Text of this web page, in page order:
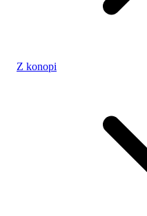
Z konopi